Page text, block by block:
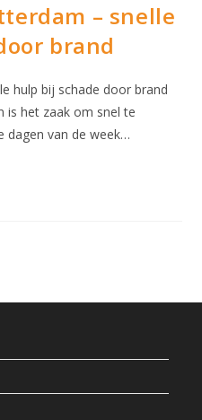
– snelle
brand
hulp bij schade door brand
is het zaak om snel te
dagen van de week…